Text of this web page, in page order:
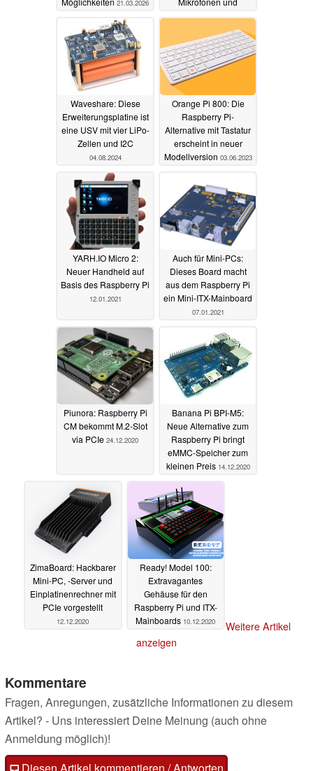
21.03.2026
zusätzlichen Ports
Waveshare: Diese
Erweiterungsplatine ist
eine USV mit vier LiPo-
Zellen und I2C
04.08.2024
Orange Pi 800: Die
Raspberry Pi-
Alternative mit Tastatur
erscheint in neuer
Modellversion 03.06.2023
YARH.IO Micro 2:
Neuer Handheld auf
Basis des Raspberry Pi
12.01.2021
Auch für Mini-PCs:
Dieses Board macht
aus dem Raspberry Pi
ein Mini-ITX-Mainboard
07.01.2021
Piunora: Raspberry Pi
CM bekommt M.2-Slot
via PCIe 24.12.2020
Banana Pi BPI-M5:
Neue Alternative zum
Raspberry Pi bringt
eMMC-Speicher zum
kleinen Preis 14.12.2020
ZimaBoard: Hackbarer
Mini-PC, -Server und
Einplatinenrechner mit
PCIe vorgestellt
12.12.2020
Ready! Model 100:
Extravagantes
Gehäuse für den
Raspberry Pi und ITX-
Mainboards 10.12.2020
Weitere Artikel
anzeigen
Kommentare
Fragen, Anregungen, zusätzliche Informationen zu diesem
Artikel? - Uns interessiert Deine Meinung (auch ohne
Anmeldung möglich)!